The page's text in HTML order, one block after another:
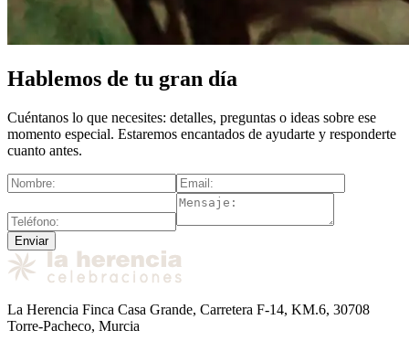
Hablemos de tu gran día
Cuéntanos lo que necesites: detalles, preguntas o ideas sobre ese
momento especial. Estaremos encantados de ayudarte y responderte
cuanto antes.
Enviar
La Herencia Finca Casa Grande, Carretera F-14, KM.6, 30708
Torre-Pacheco, Murcia